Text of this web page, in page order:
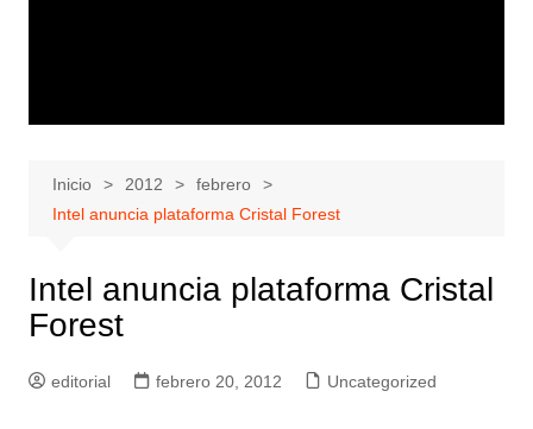
Inicio 2012
febrero
Intel anuncia plataforma Cristal Forest
Intel anuncia plataforma Cristal
Forest
editorial febrero 20, 2012 Uncategorized